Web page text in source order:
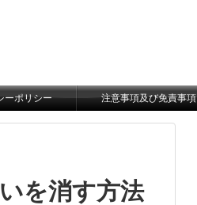
ーポリシー 注意事項及び免責事項
を消す方法